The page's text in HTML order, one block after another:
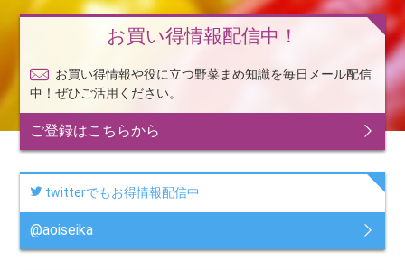
お買い得情報配信中！
お買い得情報や役に立つ野菜まめ知識を毎日メール配信
中！ぜひご活用ください。
ご登録はこちらから
twitterでもお得情報配信中
@aoiseika